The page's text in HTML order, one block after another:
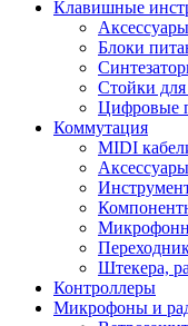
Клавишные
Блоки
Стойки
Цифровые
Коммутация
MIDI
Штекера,
Контроллеры
Микрофоны и